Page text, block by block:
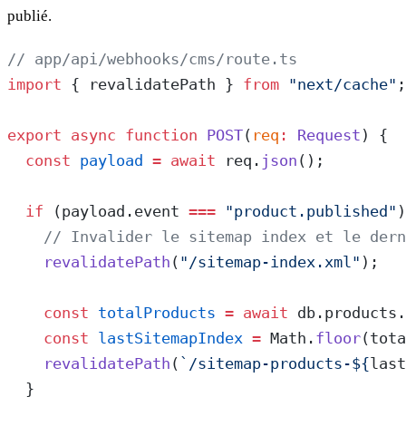
publié.
// app/api/webhooks/cms/route.ts
import { revalidatePath } from "next/cache" ;
export async function POST( req : Request ) {
  const
payload = await req. json ();
  if
(payload.event === "product.published"
// Invalider le sitemap index et le
    revalidatePath
( "/sitemap-index.xml" );
    const
totalProducts = await db.products.
    const
lastSitemapIndex = Math. floor
    revalidatePath
( `/sitemap-products-${
  }